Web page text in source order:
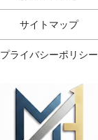
サイトマップ
プライバシーポリシー